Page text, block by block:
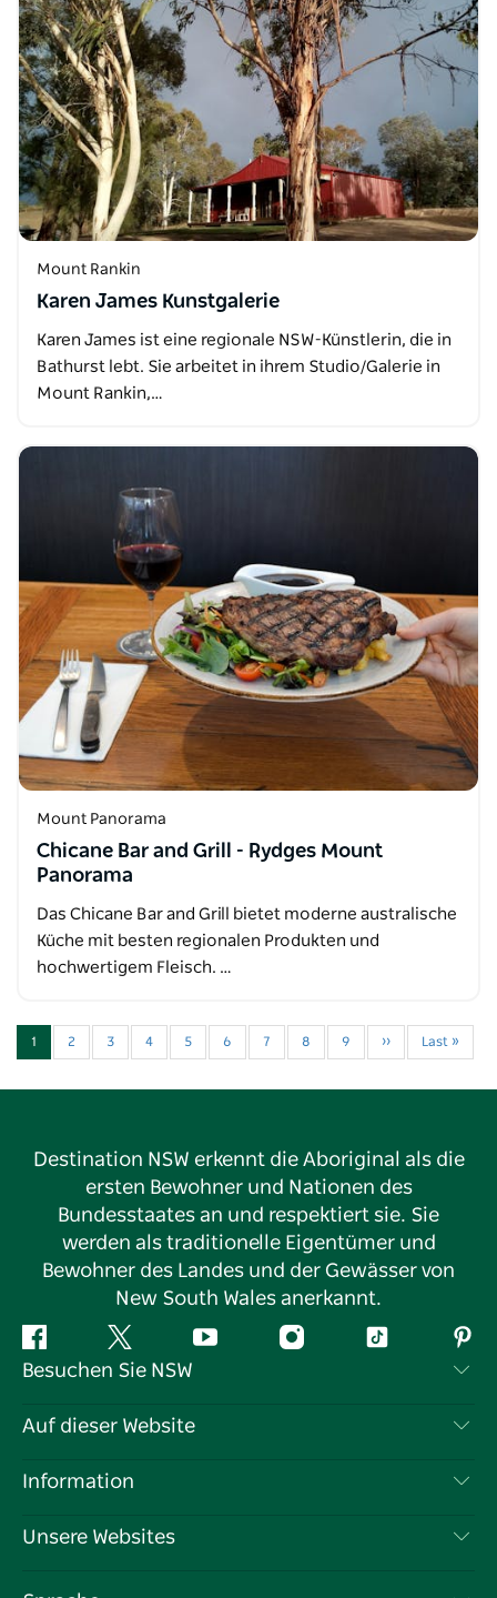
Mount Rankin
Karen James Kunstgalerie
Karen James ist eine regionale NSW-Künstlerin, die in
Bathurst lebt. Sie arbeitet in ihrem Studio/Galerie in
Mount Rankin,…
Mount Panorama
Chicane Bar and Grill - Rydges Mount
Panorama
Das Chicane Bar and Grill bietet moderne australische
Küche mit besten regionalen Produkten und
hochwertigem Fleisch. …
1 2 3 4 5 6 7 8 9 ›› Last »
Destination NSW erkennt die Aboriginal als die
ersten Bewohner und Nationen des
Bundesstaates an und respektiert sie. Sie
werden als traditionelle Eigentümer und
Bewohner des Landes und der Gewässer von
New South Wales anerkannt.
Facebook Twitter YouTube InstagramTikTok
Besuchen Sie NSW
Kontaktieren Sie uns
Cookie-Hinweis
Auf dieser Website
Reiseziele
Information
Reiseinformationen
Unsere Websites